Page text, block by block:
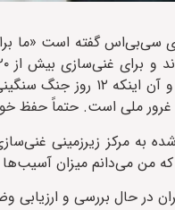
سی‌بی‌اس گفته است «ما
یعنی یک عامل بسیار
غرور ملی است. حتماً حفظ
شده به مرکز زیرزمینی
که من می‌دانم میزان
در حال بررسی و